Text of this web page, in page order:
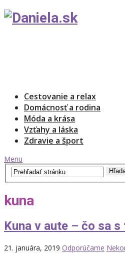
Cestovanie a relax
Domácnosť a rodina
Móda a krása
Vzťahy a láska
Zdravie a šport
Menu
kuna
Kuna v aute – čo sa
21. januára, 2019 Odporúčame